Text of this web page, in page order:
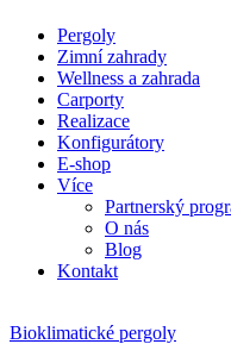
Pergoly
Zimní zahrady
Wellness a zahrada
Carporty
Realizace
Konfigurátory
E-shop
Více
Partnerský
O nás
Blog
Kontakt
Bioklimatické pergoly